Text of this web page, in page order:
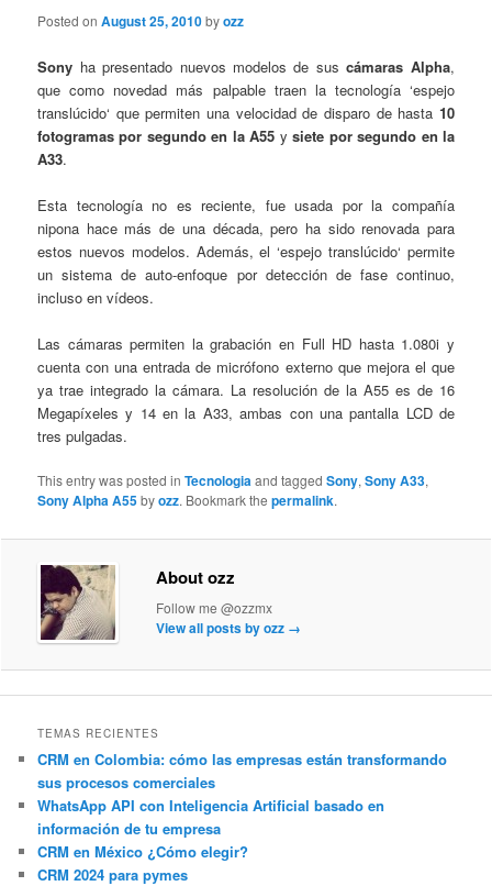
Posted onAugust 25, 2010byozz
Sony ha presentado nuevos modelos de sus cámaras Alpha,
que como novedad más palpable traen la tecnología ‘espejo
translúcido‘ que permiten una velocidad de disparo de hasta 10
fotogramas por segundo en la A55 ysiete por segundo en la
A33.
Esta tecnología no es reciente, fue usada por la compañía
nipona hace más de una década, pero ha sido renovada para
estos nuevos modelos. Además, el ‘espejo translúcido‘ permite
un sistema de auto-enfoque por detección de fase continuo,
incluso en vídeos.
Las cámaras permiten la grabación en Full HD hasta 1.080i y
cuenta con una entrada de micrófono externo que mejora el que
ya trae integrado la cámara. La resolución de la A55 es de 16
Megapíxeles y 14 en la A33, ambas con una pantalla LCD de
tres pulgadas.
This entry was posted inTecnologiaand taggedSony,Sony A33,
Sony Alpha A55byozz. Bookmark thepermalink.
About ozz
Follow me @ozzmx
View all posts by ozz →
TEMAS RECIENTES
CRM en Colombia: cómo las empresas están transformando
sus procesos comerciales
WhatsApp API con Inteligencia Artificial basado en
información de tu empresa
CRM en México ¿Cómo elegir?
CRM 2024 para pymes